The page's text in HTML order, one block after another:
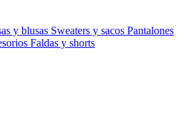
y blusas Sweaters y sacos Pantalones
Faldas y shorts